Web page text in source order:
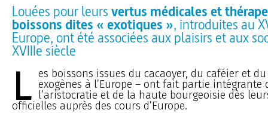
Louées pour leursvertus médicales et
boissons dites « exotiques », introduites au
Europe, ont été associées aux plaisirs et aux
XVIIIe siècle
L es boissons issues du cacaoyer, du caféier et
exogènes à l’Europe – ont fait partie intégrante
l’aristocratie et de la haute bourgeoisie dès
officielles auprès des cours d’Europe.